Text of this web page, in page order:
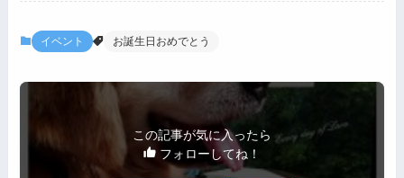
イベント お誕生日おめでとう
この記事が気に入ったら
フォローしてね！